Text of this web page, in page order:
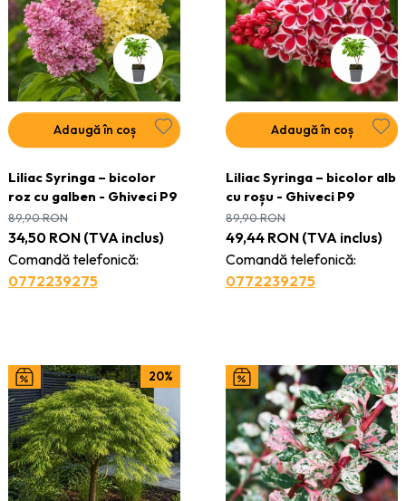
Adaugă în coș
Liliac Syringa – bicolor
roz cu galben - Ghiveci P9
34,50 RON(TVA inclus)
Comandă telefonică:
0772239275
89,90RON
Adaugă în coș
Liliac Syringa – bicolor alb
cu roșu - Ghiveci P9
49,44 RON(TVA inclus)
Comandă telefonică:
0772239275
89,90RON
20%